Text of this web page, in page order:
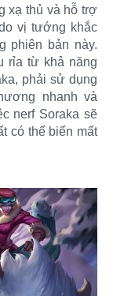
xạ thủ và hỗ trợ
vị tướng khắc
phiên bản này.
rỉa từ khả năng
phải sử dụng
nhanh và
nerf Soraka sẽ
có thể biến mất